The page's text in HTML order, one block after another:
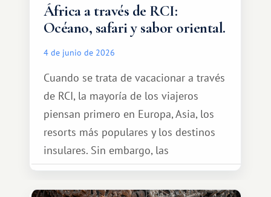
África a través de RCI:
Océano, safari y sabor oriental.
4 de junio de 2026
Cuando se trata de vacacionar a través
de RCI, la mayoría de los viajeros
piensan primero en Europa, Asia, los
resorts más populares y los destinos
insulares. Sin embargo, las
oportunidades que ofrece el sistema
de intercambio son mucho más